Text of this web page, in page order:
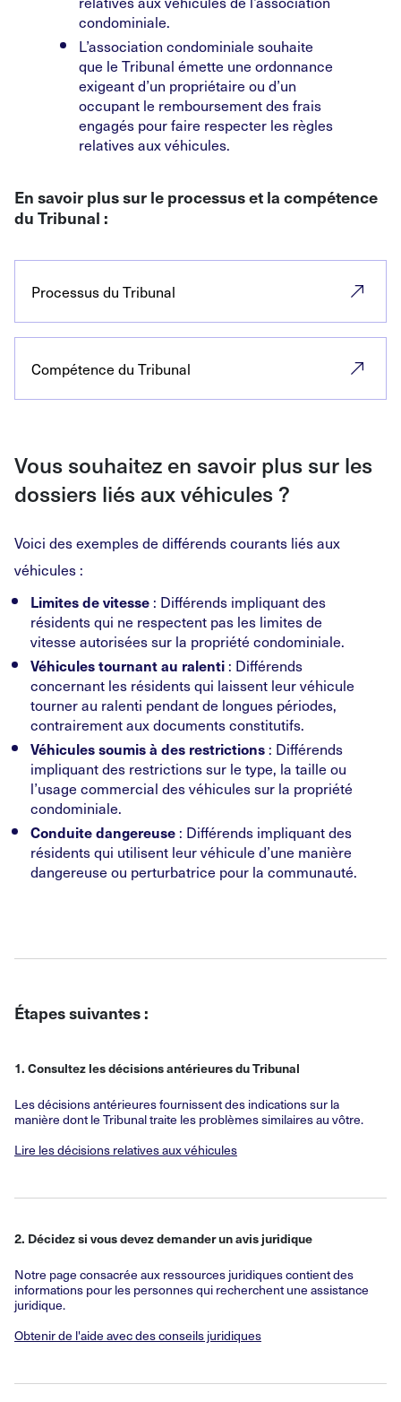
condominiale.
L’association condominiale souhaite
que le Tribunal émette une ordonnance
exigeant d’un propriétaire ou d’un
occupant le remboursement des frais
engagés pour faire respecter les règles
relatives aux véhicules.
En savoir plus sur le processus et la compétence
du Tribunal :
Processus du Tribunal
Compétence du Tribunal
Vous souhaitez en savoir plus sur les
dossiers liés aux véhicules ?
Voici des exemples de différends courants liés aux
véhicules :
Limites de vitesse : Différends impliquant des
résidents qui ne respectent pas les limites de
vitesse autorisées sur la propriété condominiale.
Véhicules tournant au ralenti : Différends
concernant les résidents qui laissent leur véhicule
tourner au ralenti pendant de longues périodes,
contrairement aux documents constitutifs.
Véhicules soumis à des restrictions : Différends
impliquant des restrictions sur le type, la taille ou
l’usage commercial des véhicules sur la propriété
condominiale.
Conduite dangereuse : Différends impliquant des
résidents qui utilisent leur véhicule d’une manière
dangereuse ou perturbatrice pour la communauté.
Étapes suivantes :
1. Consultez les décisions antérieures du Tribunal
Les décisions antérieures fournissent des indications sur la
manière dont le Tribunal traite les problèmes similaires au vôtre.
Lire les décisions relatives aux véhicules
2. Décidez si vous devez demander un avis juridique
Notre page consacrée aux ressources juridiques contient des
informations pour les personnes qui recherchent une assistance
juridique.
Obtenir de l'aide avec des conseils juridiques